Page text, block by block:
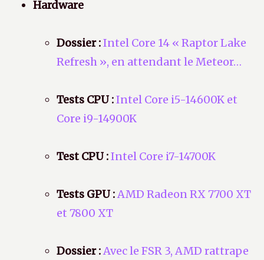
Hardware
Dossier :Intel Core 14 « Raptor Lake
Refresh », en attendant le Meteor…
Tests CPU :Intel Core i5-14600K et
Core i9-14900K
Test CPU :Intel Core i7-14700K
Tests GPU :AMD Radeon RX 7700 XT
et 7800 XT
Dossier :Avec le FSR 3, AMD rattrape